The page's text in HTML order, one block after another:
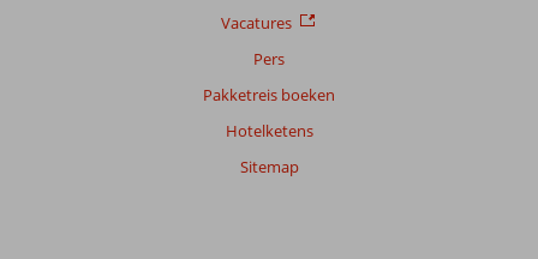
Vacatures
Pers
Pakketreis boeken
Hotelketens
Sitemap